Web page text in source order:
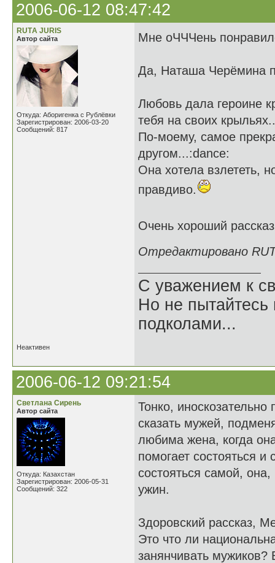
2006-06-12 08:47:42
RUTА JURIS
Автор сайта
Откуда: Аборигенка с Рублёвки
Зарегистрирован: 2006-03-20
Сообщений: 817
Мне оЧЧЧень
Да, Наташа Черёмина
Любовь дала героине
тебя на своих
По-моему, самое
другом...:dance:
Она хотела взлететь,
правдиво.
Очень хороший
Отредактировано
С уважением к
Но не пытайтесь
подколами...
Неактивен
2006-06-12 09:21:54
Светлана Сирень
Автор сайта
Откуда: Казахстан
Зарегистрирован: 2006-05-31
Сообщений: 322
Тонко,
сказать мужей,
любима жена, когда
помогает состояться
состояться самой,
ужин.
Здоровский рассказ,
Это что ли
занянчивать